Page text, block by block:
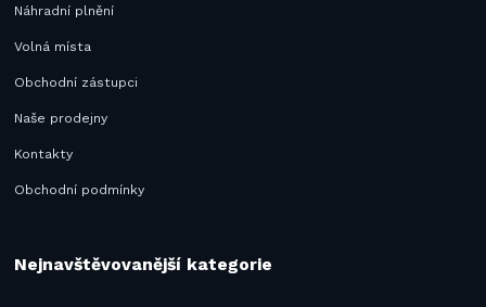
Náhradní plnění
Volná místa
Obchodní zástupci
Naše prodejny
Kontakty
Obchodní podmínky
Nejnavštěvovanější kategorie